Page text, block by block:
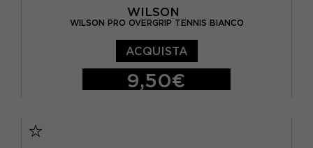
WILSON
WILSON PRO OVERGRIP TENNIS BIANCO
ACQUISTA
9,50€